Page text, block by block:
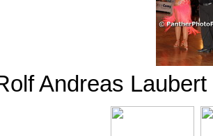
Andreas